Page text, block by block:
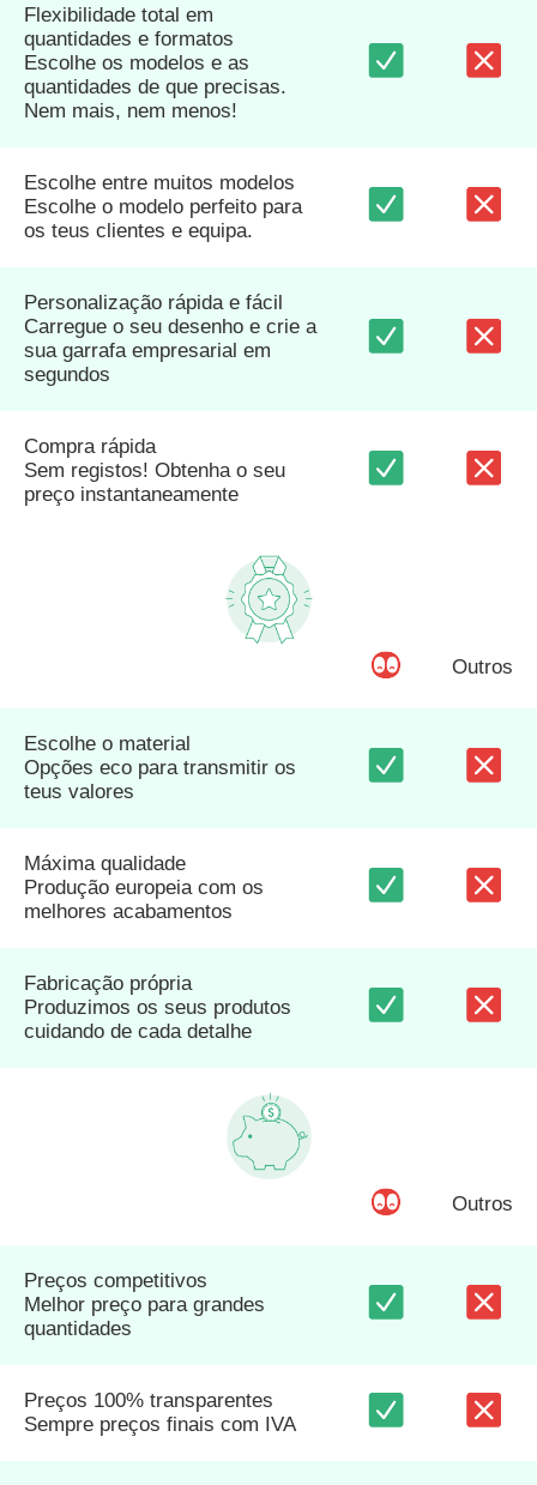
Flexibilidade total em
quantidades e formatos
Escolhe os modelos e as
quantidades de que precisas.
Nem mais, nem menos!
Escolhe entre muitos modelos
Escolhe o modelo perfeito para
os teus clientes e equipa.
Personalização rápida e fácil
Carregue o seu desenho e crie a
sua garrafa empresarial em
segundos
Compra rápida
Sem registos! Obtenha o seu
preço instantaneamente
Outros
Escolhe o material
Opções eco para transmitir os
teus valores
Máxima qualidade
Produção europeia com os
melhores acabamentos
Fabricação própria
Produzimos os seus produtos
cuidando de cada detalhe
Outros
Preços competitivos
Melhor preço para grandes
quantidades
Preços 100% transparentes
Sempre preços finais com IVA